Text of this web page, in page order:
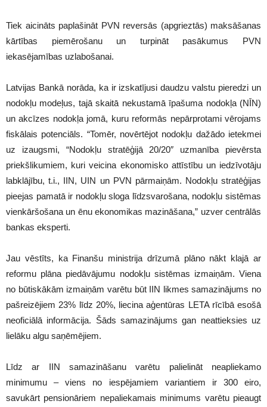
Tiek aicināts paplašināt PVN reversās (apgrieztās) maksāšanas
kārtības piemērošanu un turpināt pasākumus PVN
iekasējamības uzlabošanai.
Latvijas Bankā norāda, ka ir izskatījusi daudzu valstu pieredzi un
nodokļu modeļus, tajā skaitā nekustamā īpašuma nodokļa (NĪN)
un akcīzes nodokļa jomā, kuru reformās nepārprotami vērojams
fiskālais potenciāls. “Tomēr, novērtējot nodokļu dažādo ietekmei
uz izaugsmi, “Nodokļu stratēģijā 20/20″ uzmanība pievērsta
priekšlikumiem, kuri veicina ekonomisko attīstību un iedzīvotāju
labklājību, t.i., IIN, UIN un PVN pārmaiņām. Nodokļu stratēģijas
pieejas pamatā ir nodokļu sloga līdzsvarošana, nodokļu sistēmas
vienkāršošana un ēnu ekonomikas mazināšana,” uzver centrālās
bankas eksperti.
Jau vēstīts, ka Finanšu ministrija drīzumā plāno nākt klajā ar
reformu plāna piedāvājumu nodokļu sistēmas izmaiņām. Viena
no būtiskākām izmaiņām varētu būt IIN likmes samazinājums no
pašreizējiem 23% līdz 20%, liecina aģentūras LETA rīcībā esošā
neoficiālā informācija. Šāds samazinājums gan neattieksies uz
lielāku algu saņēmējiem.
Līdz ar IIN samazināšanu varētu palielināt neapliekamo
minimumu – viens no iespējamiem variantiem ir 300 eiro,
savukārt pensionāriem nepaliekamais minimums varētu pieaugt